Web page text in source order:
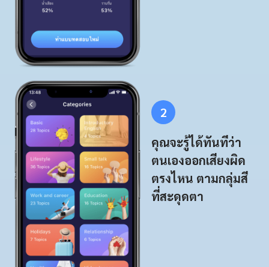
2
คุณจะรู้ได้ทันทีว่า
ตนเองออกเสียงผิด
ตรงไหน ตามกลุ่มสี
ที่สะดุดตา